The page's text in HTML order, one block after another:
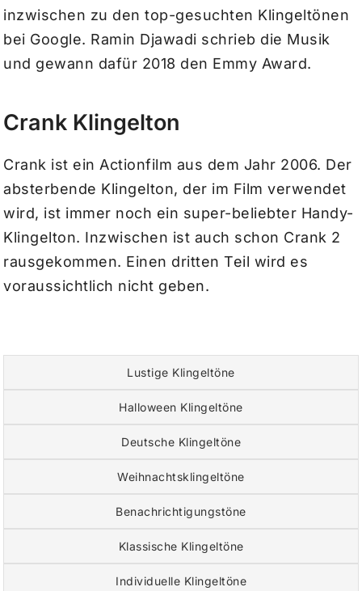
inzwischen zu den top-gesuchten Klingeltönen
bei Google. Ramin Djawadi schrieb die Musik
und gewann dafür 2018 den Emmy Award.
Crank Klingelton
Crank ist ein Actionfilm aus dem Jahr 2006. Der
absterbende Klingelton, der im Film verwendet
wird, ist immer noch ein super-beliebter Handy-
Klingelton. Inzwischen ist auch schon Crank 2
rausgekommen. Einen dritten Teil wird es
voraussichtlich nicht geben.
Lustige Klingeltöne
Halloween Klingeltöne
Deutsche Klingeltöne
Weihnachtsklingeltöne
Benachrichtigungstöne
Klassische Klingeltöne
Individuelle Klingeltöne